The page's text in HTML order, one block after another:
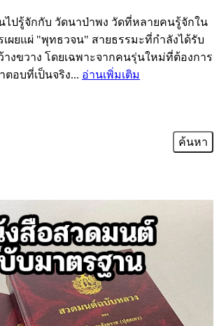
ไปรู้จักกับ วัดนาป่าพง วัดที่หลายคนรู้จักใน
ผยแผ่ "พุทธวจน" สายธรรมะที่กำลังได้รับ
างขวาง โดยเฉพาะจากคนรุ่นใหม่ที่ต้องการ
อบที่เป็นจริง... อ่านเพิ่มเติม